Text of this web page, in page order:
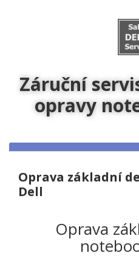
Záruční
opravy
Oprava základní
Dell
Oprava